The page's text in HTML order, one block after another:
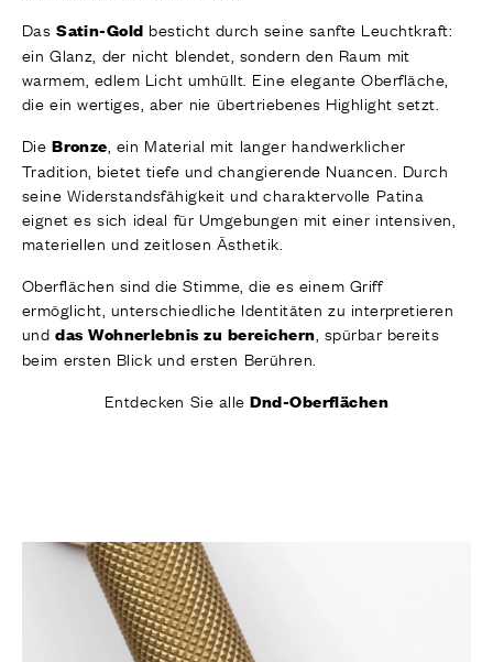
DasSatin-Gold besticht durch seine sanfte Leuchtkraft:
ein Glanz, der nicht blendet, sondern den Raum mit
warmem, edlem Licht umhüllt. Eine elegante Oberfläche,
die ein wertiges, aber nie übertriebenes Highlight setzt.
DieBronze , ein Material mit langer handwerklicher
Tradition, bietet tiefe und changierende Nuancen. Durch
seine Widerstandsfähigkeit und charaktervolle Patina
eignet es sich ideal für Umgebungen mit einer intensiven,
materiellen und zeitlosen Ästhetik.
Oberflächen sind die Stimme, die es einem Griff
ermöglicht, unterschiedliche Identitäten zu interpretieren
unddas Wohnerlebnis zu bereichern , spürbar bereits
beim ersten Blick und ersten Berühren.
Entdecken Sie alleDnd-Oberflächen